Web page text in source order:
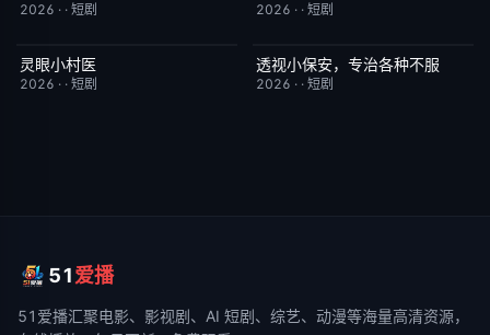
2026 · · 短剧 2026 · · 短剧
完结
灵眼小村医
2026 · · 短剧
完结
透视小保安，专治各种不服
2026 · · 短剧
51爱播
51爱播汇聚电影、影视剧、AI 短剧、综艺、动漫等海量高清资源，